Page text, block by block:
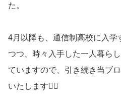
た。
4月以降も、通信制高校に入学
つつ、時々入手した一人暮ら
ていますので、引き続き当ブ
いたします🙇‍♂️